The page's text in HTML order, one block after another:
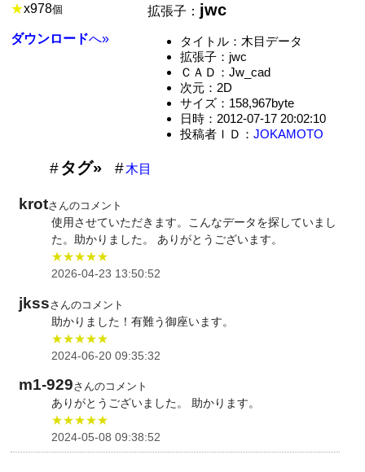
★x978個
ダウンロードへ»
拡張子： jwc
タイトル：木目データ
拡張子：jwc
ＣＡＤ：Jw_cad
次元：2D
サイズ：158,967byte
日時：2012-07-17 20:02:10
投稿者ＩＤ： JOKAMOTO
タグ» 木目
krotさんのコメント
使用させていただきます。こんなデータを探していまし
た。助かりました。 ありがとうございます。
★★★★★
2026-04-23 13:50:52
jkssさんのコメント
助かりました！有難う御座います。
★★★★★
2024-06-20 09:35:32
m1-929さんのコメント
ありがとうございました。 助かります。
★★★★★
2024-05-08 09:38:52